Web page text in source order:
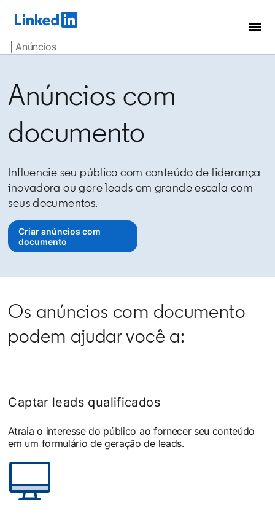
| Anúncios
Anúncios com
documento
Influencie seu público com conteúdo de liderança
inovadora ou gere leads em grande escala com
seus documentos.
Criar anúncios com
documento
opens in a new tab
Os anúncios com documento
podem ajudar você a:
Captar leads qualificados
Atraia o interesse do público ao fornecer seu conteúdo
em um formulário de geração de leads.